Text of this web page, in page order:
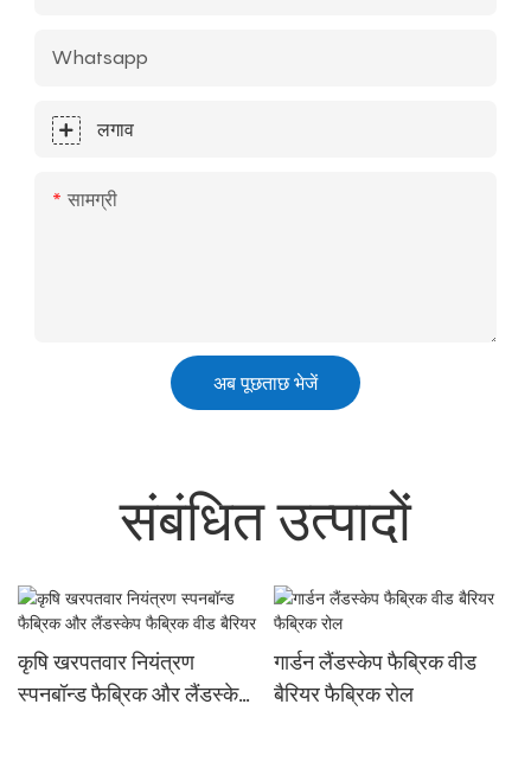
Whatsapp
लगाव
सामग्री
अब पूछताछ भेजें
संबंधित उत्पादों
कृषि खरपतवार नियंत्रण
स्पनबॉन्ड फैब्रिक और लैंडस्केप
गार्डन लैंडस्केप फैब्रिक वीड
बैरियर फैब्रिक रोल